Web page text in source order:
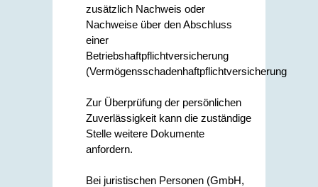
zusätzlich Nachweis oder
Nachweise über den Abschluss
einer
Betriebshaftpflichtversicherung
(Vermögensschadenhaftpflichtversicherung
Zur Überprüfung der persönlichen
Zuverlässigkeit kann die zuständige
Stelle weitere Dokumente
anfordern.
Bei juristischen Personen (GmbH,